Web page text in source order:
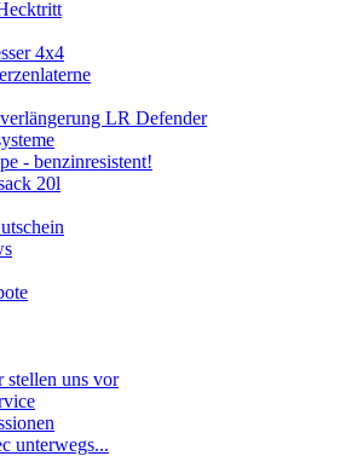
4x4
LR Defender
- benzinresistent!
20l
stellen uns vor
unterwegs...